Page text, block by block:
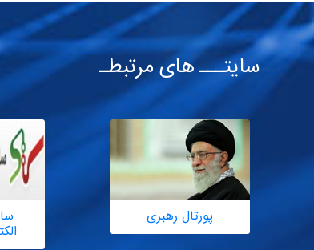
سایتـــ های مرتبطـ
پورتال رهبری